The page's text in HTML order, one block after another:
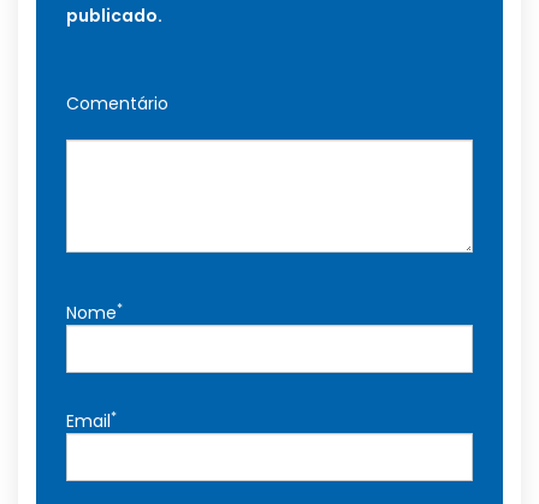
publicado.
Comentário
Nome*
Email*